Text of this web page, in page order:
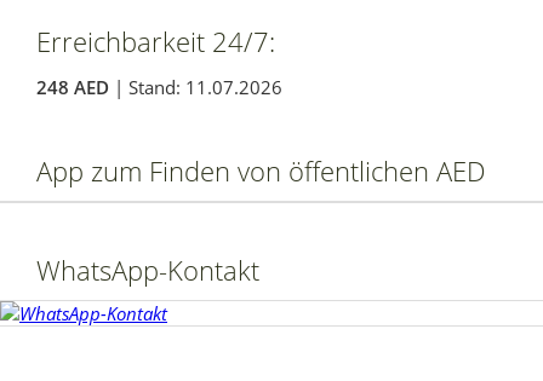
Erreichbarkeit 24/7:
248 AED | Stand: 11.07.2026
App zum Finden von öffentlichen AED
WhatsApp-Kontakt